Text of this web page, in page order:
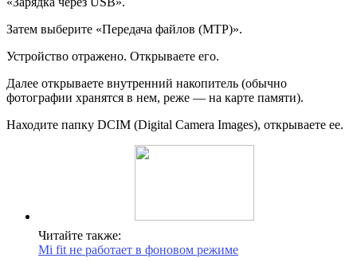
Затем выберите «Передача файлов (MTP)».
Устройство отражено. Открываете его.
Далее открываете внутренний накопитель (обычно
фотографии хранятся в нем, реже — на карте памяти).
Находите папку DCIM (Digital Camera Images), открываете ее.
Читайте также:
Mi fit не работает в фоновом режиме